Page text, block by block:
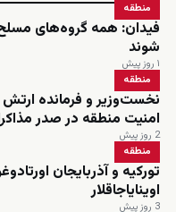
منطقه
فیدان: همه گروه‌های
شوند
۱ روز پیش
منطقه
نخست‌وزیر و فرمانده
امنیت منطقه در صدر
2 روز پیش
منطقه
تورکیه و آذربایجان
اوینایاجاقلار
3 روز پیش